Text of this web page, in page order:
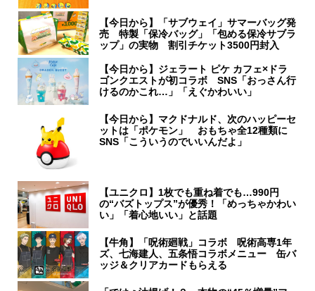
【今日から】「サブウェイ」サマーバッグ発
売 特製「保冷バッグ」「包める保冷サブラ
ップ」の実物 割引チケット3500円封入
【今日から】ジェラート ピケ カフェ×ドラ
ゴンクエストが初コラボ SNS「おっさん行
けるのかこれ…」「えぐかわいい」
【今日から】マクドナルド、次のハッピーセ
ットは「ポケモン」 おもちゃ全12種類に
SNS「こういうのでいいんだよ」
【ユニクロ】1枚でも重ね着でも…990円
の“バズトップス”が優秀！「めっちゃかわい
い」「着心地いい」と話題
【牛角】「呪術廻戦」コラボ 呪術高専1年
ズ、七海建人、五条悟コラボメニュー 缶バ
ッジ＆クリアカードもらえる